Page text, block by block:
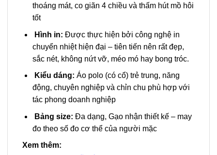
thoáng mát, co giãn 4 chiều và thấm hút mồ hôi
tốt
Hình in: Được thực hiện bởi công nghệ in
chuyển nhiệt hiện đại – tiên tiến nên rất đẹp,
sắc nét, không nứt vỡ, méo mó hay bong tróc.
Kiểu dáng: Áo polo (có cổ) trẻ trung, năng
động, chuyên nghiệp và chỉn chu phù hợp với
tác phong doanh nghiệp
Bảng size: Đa dạng, Gạo nhận thiết kế – may
đo theo số đo cơ thể của người mặc
Xem thêm: